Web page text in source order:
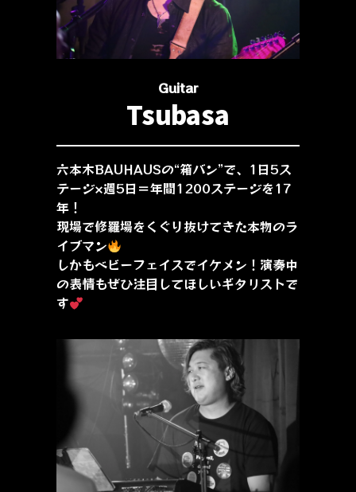
Guitar
Tsubasa
六本木BAUHAUSの“箱バン”で、1日5ス
テージ×週5日＝年間1200ステージを17
年！
現場で修羅場をくぐり抜けてきた本物のラ
イブマン
しかもベビーフェイスでイケメン！演奏中
の表情もぜひ注目してほしいギタリストで
す